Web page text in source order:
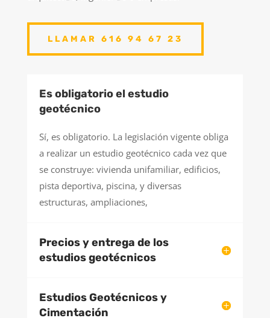
LLAMAR 616 94 67 23
Es obligatorio el estudio
geotécnico
Sí, es obligatorio. La legislación vigente obliga
a realizar un estudio geotécnico cada vez que
se construye: vivienda unifamiliar, edificios,
pista deportiva, piscina, y diversas
estructuras, ampliaciones,
Precios y entrega de los
estudios geotécnicos
Estudios Geotécnicos y
Cimentación